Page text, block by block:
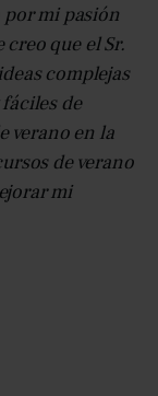
por mi pasión
que el Sr.
complejas
de
verano en la
de verano
mi